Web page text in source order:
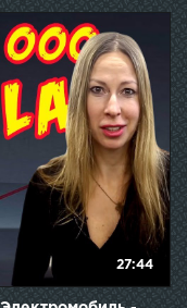
27:44